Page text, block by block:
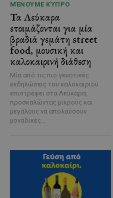
ΜΈΝΟΥΜΕ ΚΎΠΡΟ
Τα Λεύκαρα
ετοιμάζονται για μία
βραδιά γεμάτη street
food, μουσική και
καλοκαιρινή διάθεση
Μία από τις πιο γευστικές
εκδηλώσεις του καλοκαιριού
επιστρέφει στα Λεύκαρα,
προσκαλώντας μικρούς και
μεγάλους να απολαύσουν
μοναδικές...